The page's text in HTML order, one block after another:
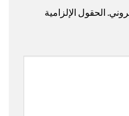
الحقول الإلزامية